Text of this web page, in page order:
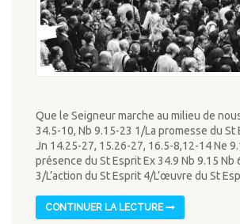
Que le Seigneur marche au milieu de
34.5-10, Nb 9.15-23 1/La promesse du St
Jn 14.25-27, 15.26-27, 16.5-8,12-14 Ne
présence du St Esprit Ex 34.9 Nb 9.15 Nb
3/L’action du St Esprit 4/L’œuvre du St
CONTINUER LA LECTURE